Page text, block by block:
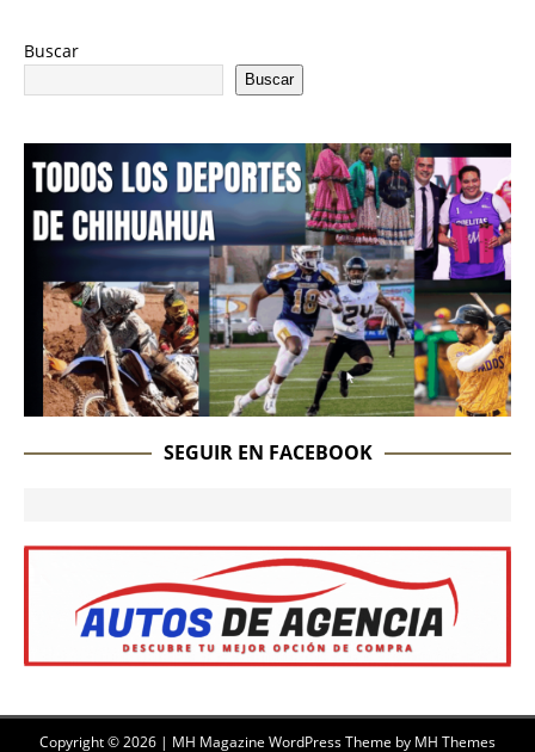
Buscar
Buscar
SEGUIR EN FACEBOOK
Copyright © 2026 | MH Magazine WordPress Theme by MH Themes